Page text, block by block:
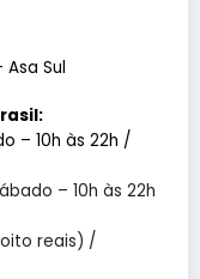
Sul
– 10h às 22h /
– 10h às 22h
reais) /